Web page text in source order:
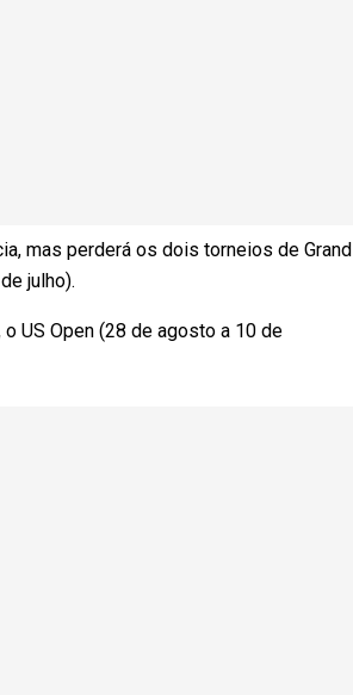
mas perderá os dois torneios de Grand
julho).
US Open (28 de agosto a 10 de